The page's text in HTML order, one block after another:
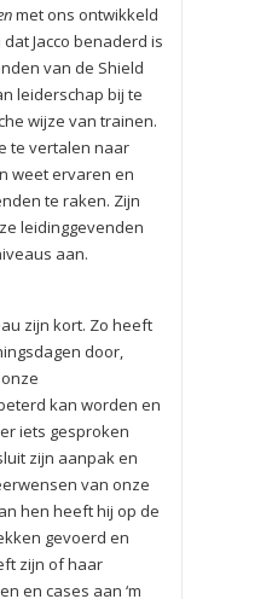
met ons ontwikkeld
Jacco benaderd is
van de Shield
leiderschap bij te
wijze van trainen.
te vertalen naar
weet ervaren en
te raken. Zijn
leidinggevenden
aan.
zijn kort. Zo heeft
door,
kan worden en
iets gesproken
zijn aanpak en
van onze
hen heeft hij op de
gevoerd en
zijn of haar
en cases aan ‘m